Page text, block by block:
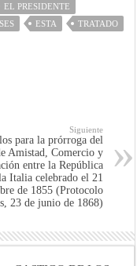
EL PRESIDENTE
ESTA TRATADO
Siguiente
para la prórroga del
Amistad, Comercio y
entre la República
Italia celebrado el 21
de 1855 (Protocolo
23 de junio de 1868)